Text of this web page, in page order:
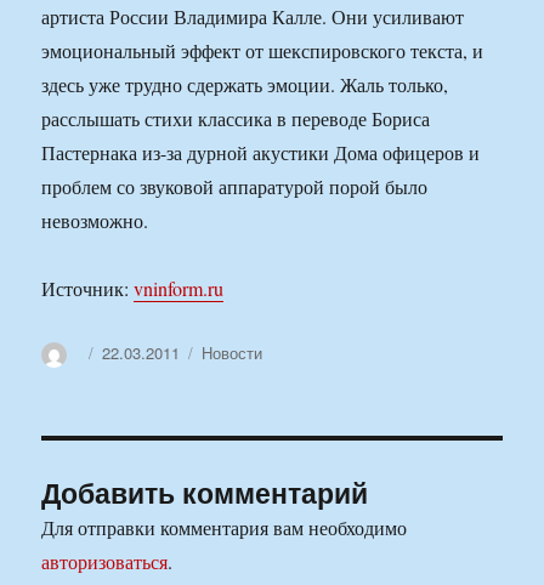
артиста России Владимира Калле. Они усиливают
эмоциональный эффект от шекспировского текста, и
здесь уже трудно сдержать эмоции. Жаль только,
расслышать стихи классика в переводе Бориса
Пастернака из-за дурной акустики Дома офицеров и
проблем со звуковой аппаратурой порой было
невозможно.
Источник:vninform.ru
АвторОпубликовано
22.03.2011 Рубрики
Новости
Добавить комментарий
Для отправки комментария вам необходимо
авторизоваться.